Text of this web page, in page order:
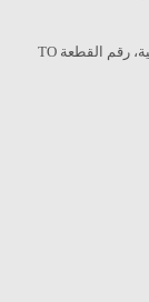
هوتباك منطقة حرة فرع دبي، مجمع الصناعات الوطنية، رقم القطعة TO